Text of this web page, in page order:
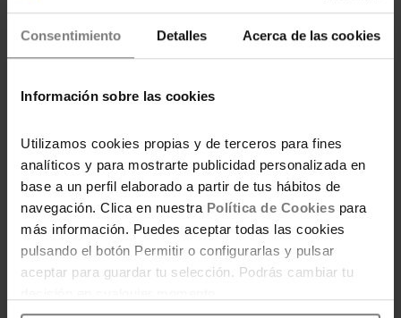
Consentimiento Detalles Acerca de las cookies
Información sobre las cookies
Utilizamos cookies propias y de terceros para fines
analíticos y para mostrarte publicidad personalizada en
base a un perfil elaborado a partir de tus hábitos de
navegación. Clica en nuestra Política de Cookies para
más información. Puedes aceptar todas las cookies
pulsando el botón Permitir o configurarlas y pulsar
aceptar para guardar tu selección. Podrás cambiar tu
por cancelación anticipada y cualquier
comisión.
No te quedes con la primera opción. Hay
Puedes consultar aquí algunas de las
mejores opciones del mercado:
Mejores depósitos
Elige el canal de contratación
Hoy en día casi todos los bancos permiten
contratar depósitos online, aunque